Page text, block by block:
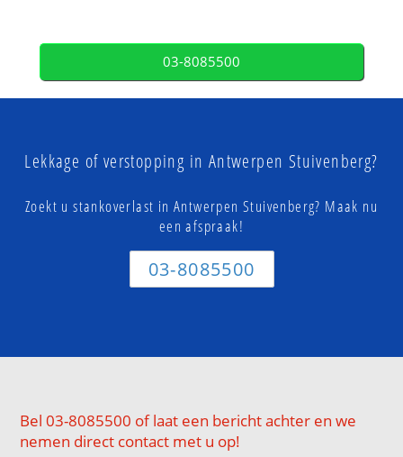
03-8085500
Lekkage of verstopping in Antwerpen Stuivenberg?
Zoekt u stankoverlast in Antwerpen Stuivenberg? Maak nu
een afspraak!
03-8085500
Bel 03-8085500 of laat een bericht achter en we
nemen direct contact met u op!